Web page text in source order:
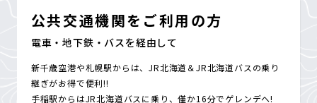
公共交通機関をご利用の方
電車・地下鉄・バスを経由して
新千歳空港や札幌駅からは、JR北海道＆JR北海道バスの乗り
継ぎがお得で便利!!
手稲駅からはJR北海道バスに乗り、僅か16分でゲレンデへ!